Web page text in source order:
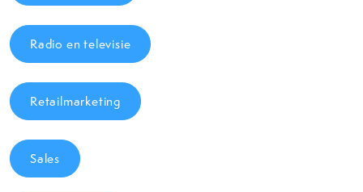
Radio en televisie
Retailmarketing
Sales